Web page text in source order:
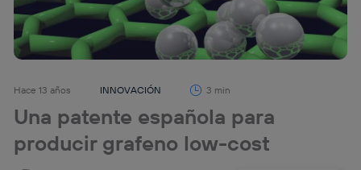
Hace 13 años INNOVACIÓN 3 min
Una patente española para
producir grafeno low-cost